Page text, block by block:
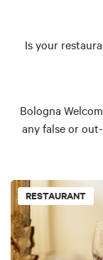
Is your
Bologna
any false or
RESTAURANT